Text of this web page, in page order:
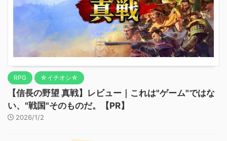
RPG ☆イチオシ☆
【信長の野望 真戦】レビュー｜これは"ゲーム"ではな
い、"戦国"そのものだ。【PR】
2026/1/2